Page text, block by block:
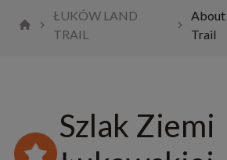
ŁUKÓW LAND
TRAIL
About
Trail
Szlak Ziemi